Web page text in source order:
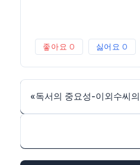
좋아요 0 싫어요 0
«독서의 중요성-이외수씨